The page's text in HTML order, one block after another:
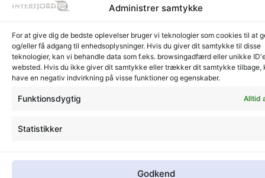
Administrer samtykke
For at give dig de bedste oplevelser bruger vi teknologier som cookies til at
og/eller få adgang til enhedsoplysninger. Hvis du giver dit samtykke til disse
teknologier, kan vi behandle data som f.eks. browsingadfærd eller unikke
websted. Hvis du ikke giver dit samtykke eller trækker dit samtykke tilbage,
have en negativ indvirkning på visse funktioner og egenskaber.
Funktionsdygtig Alltid
Statistikker
Godkend
©
CVR:
Lager
Glyngøre
Lager
Glyngøre Radesign.dk - Design på